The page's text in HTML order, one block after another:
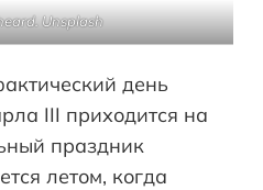
Unsplash
день
III приходится на
праздник
летом, когда